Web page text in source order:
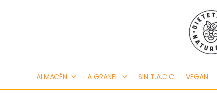
ALMACÉN A GRANEL SIN T.A.C.C. VEGAN